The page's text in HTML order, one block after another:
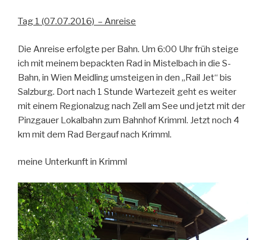
Tag 1 (07.07.2016) – Anreise
Die Anreise erfolgte per Bahn. Um 6:00 Uhr früh steige
ich mit meinem bepackten Rad in Mistelbach in die S-
Bahn, in Wien Meidling umsteigen in den „Rail Jet“ bis
Salzburg. Dort nach 1 Stunde Wartezeit geht es weiter
mit einem Regionalzug nach Zell am See und jetzt mit der
Pinzgauer Lokalbahn zum Bahnhof Krimml. Jetzt noch 4
km mit dem Rad Bergauf nach Krimml.
meine Unterkunft in Krimml